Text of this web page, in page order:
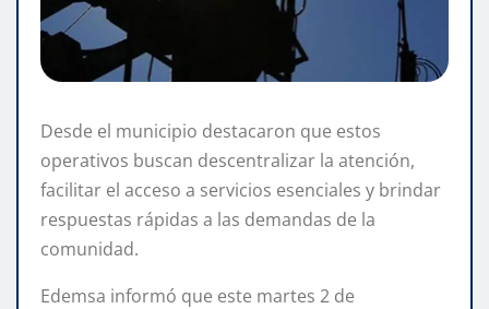
Desde el municipio destacaron que estos
operativos buscan descentralizar la atención,
facilitar el acceso a servicios esenciales y brindar
respuestas rápidas a las demandas de la
comunidad.
Edemsa informó que este martes 2 de